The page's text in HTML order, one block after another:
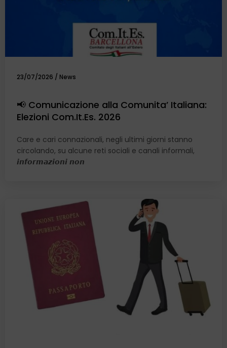
23/07/2026 / News
📢 Comunicazione alla Comunita’ Italiana:
Elezioni Com.It.Es. 2026
Care e cari connazionali, negli ultimi giorni stanno
circolando, su alcune reti sociali e canali informali,
𝙞𝙣𝙛𝙤𝙧𝙢𝙖𝙯𝙞𝙤𝙣𝙞 𝙣𝙤𝙣